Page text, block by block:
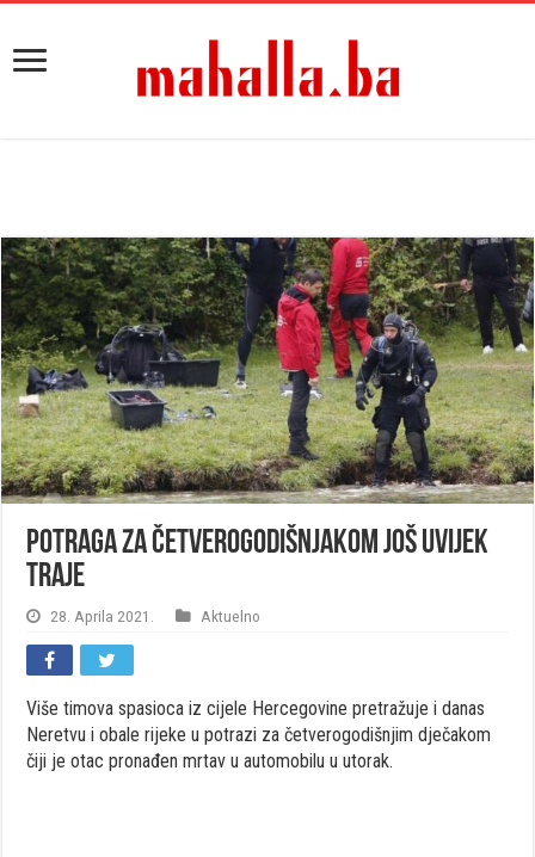
Potraga za četverogodišnjakom još uvijek
traje
28. Aprila 2021. Aktuelno
Više timova spasioca iz cijele Hercegovine pretražuje i danas
Neretvu i obale rijeke u potrazi za četverogodišnjim dječakom
čiji je otac pronađen mrtav u automobilu u utorak.